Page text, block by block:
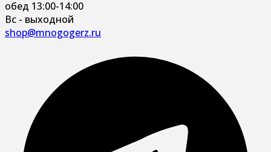
обед 13:00-14:00
Вс - выходной
shop@mnogogerz.ru